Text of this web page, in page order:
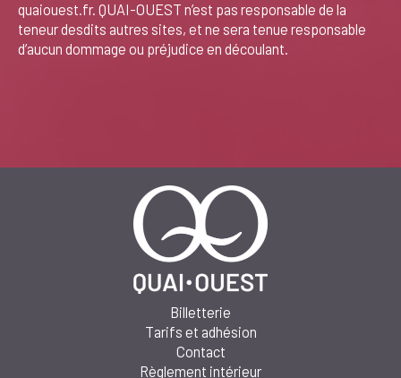
quaiouest.fr. QUAI-OUEST n’est pas responsable de la
teneur desdits autres sites, et ne sera tenue responsable
d’aucun dommage ou préjudice en découlant.
Billetterie
Tarifs et adhésion
Contact
Règlement intérieur